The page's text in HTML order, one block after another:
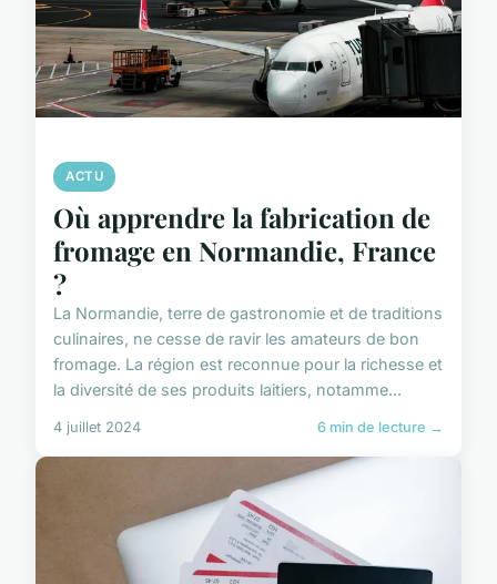
ACTU
Où apprendre la fabrication de
fromage en Normandie, France
?
La Normandie, terre de gastronomie et de traditions
culinaires, ne cesse de ravir les amateurs de bon
fromage. La région est reconnue pour la richesse et
la diversité de ses produits laitiers, notamme...
4 juillet 2024 6 min de lecture →